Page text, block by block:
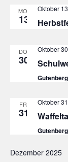
MO.
13
Oktober
DO.
30
Oktober
FR.
31
Oktober
Dezember 2025